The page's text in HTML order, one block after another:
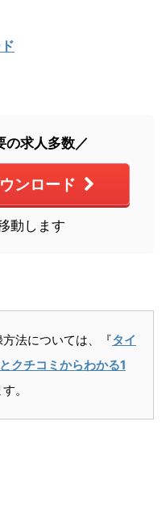
の求人多数／
ンロード
動します
法については、『タイ
クチコミからわかる1
。